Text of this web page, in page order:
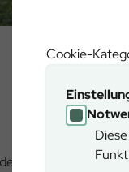
Cookie-
zwei Wochen